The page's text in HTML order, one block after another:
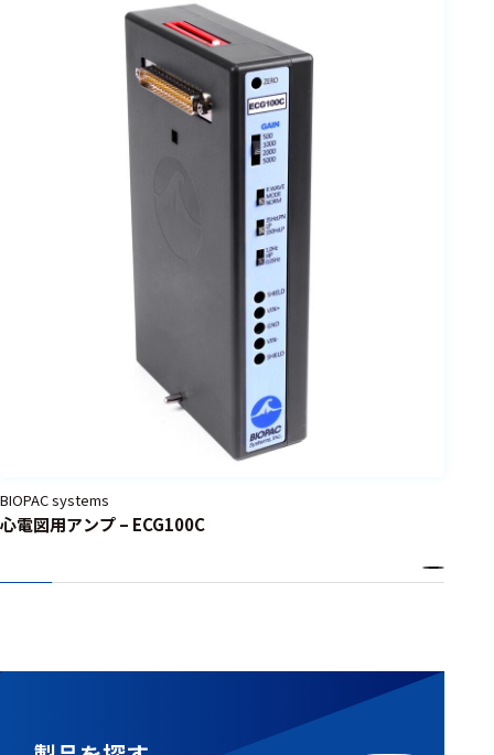
BIOPAC systems
心電図用アンプ – ECG100C